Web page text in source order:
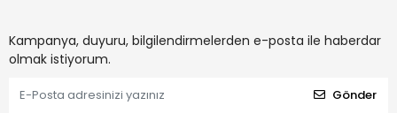
Kampanya, duyuru, bilgilendirmelerden e-posta ile haberdar
olmak istiyorum.
Gönder